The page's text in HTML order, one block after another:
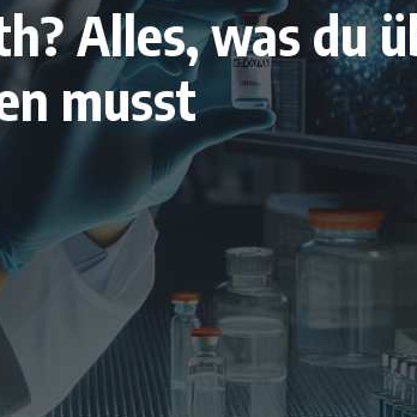
Alles, was du
musst